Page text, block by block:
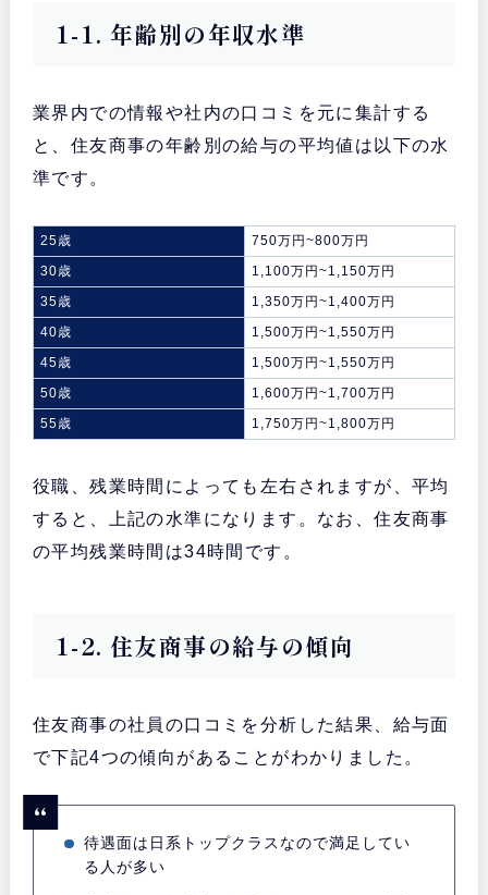
1-1. 年齢別の年収水準
業界内での情報や社内の口コミを元に集計する
と、住友商事の年齢別の給与の平均値は以下の水
準です。
25歳
750万円~800万円
30歳
1,100万円~1,150万円
35歳
1,350万円~1,400万円
40歳
1,500万円~1,550万円
45歳
1,500万円~1,550万円
50歳
1,600万円~1,700万円
55歳
1,750万円~1,800万円
役職、残業時間によっても左右されますが、平均
すると、上記の水準になります。なお、住友商事
の平均残業時間は34時間です。
1-2. 住友商事の給与の傾向
住友商事の社員の口コミを分析した結果、給与面
で下記4つの傾向があることがわかりました。
待遇面は日系トップクラスなので満足してい
る人が多い